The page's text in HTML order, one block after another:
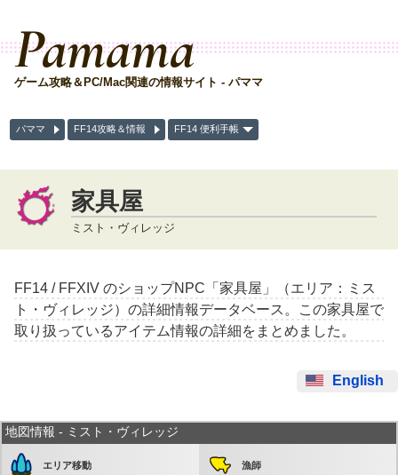
Pamama
ゲーム攻略＆PC/Mac関連の情報サイト - パママ
パママ FF14攻略＆情報 FF14 便利手帳
家具屋
ミスト・ヴィレッジ
FF14 / FFXIV のショップNPC「家具屋」（エリア：ミス
ト・ヴィレッジ）の詳細情報データベース。この家具屋で
取り扱っているアイテム情報の詳細をまとめました。
English
地図情報 - ミスト・ヴィレッジ
エリア移動 漁師